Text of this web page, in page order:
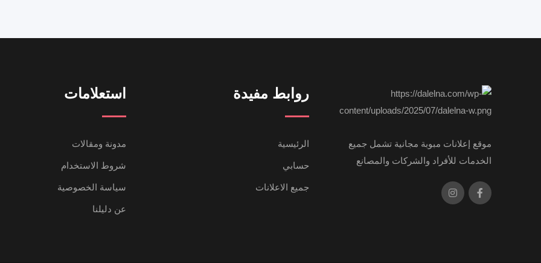
موقع إعلانات مبوبة مجانية تشمل جميع
الخدمات للأفراد والشركات والمصانع
روابط مفيدة
الرئيسية
حسابي
جميع الاعلانات
استعلامات
مدونة ومقالات
شروط الاستخدام
سياسة الخصوصية
عن دليلنا